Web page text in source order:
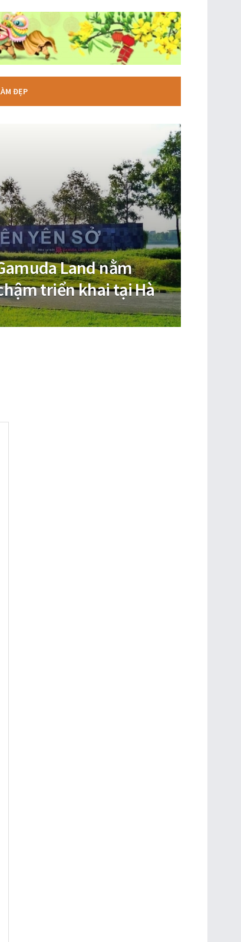
ĐẸP
Land nằm
triển khai tại Hà